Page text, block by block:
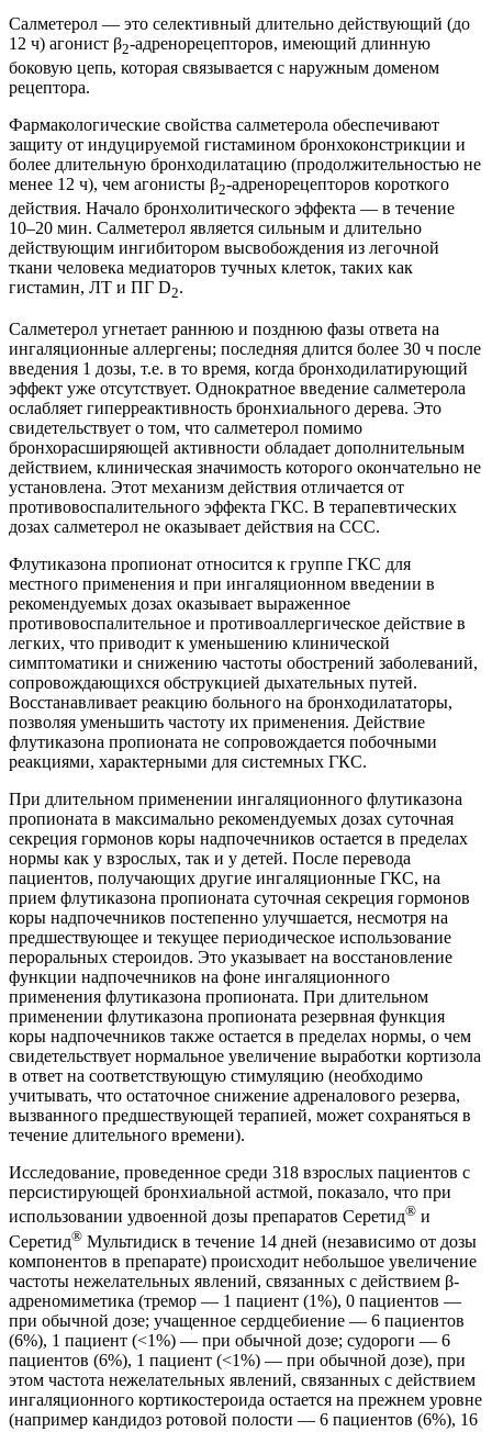
Салметерол — это селективный длительно действующий (до
12 ч) агонист β2-адренорецепторов, имеющий длинную
боковую цепь, которая связывается с наружным доменом
рецептора.
Фармакологические свойства салметерола обеспечивают
защиту от индуцируемой гистамином бронхоконстрикции и
более длительную бронходилатацию (продолжительностью не
менее 12 ч), чем агонисты β2-адренорецепторов короткого
действия. Начало бронхолитического эффекта — в течение
10–20 мин. Салметерол является сильным и длительно
действующим ингибитором высвобождения из легочной
ткани человека медиаторов тучных клеток, таких как
гистамин, ЛТ и ПГ D2.
Салметерол угнетает раннюю и позднюю фазы ответа на
ингаляционные аллергены; последняя длится более 30 ч после
введения 1 дозы, т.е. в то время, когда бронходилатирующий
эффект уже отсутствует. Однократное введение салметерола
ослабляет гиперреактивность бронхиального дерева. Это
свидетельствует о том, что салметерол помимо
бронхорасширяющей активности обладает дополнительным
действием, клиническая значимость которого окончательно не
установлена. Этот механизм действия отличается от
противовоспалительного эффекта ГКС. В терапевтических
дозах салметерол не оказывает действия на CCC.
Флутиказона пропионат относится к группе ГКС для
местного применения и при ингаляционном введении в
рекомендуемых дозах оказывает выраженное
противовоспалительное и противоаллергическое действие в
легких, что приводит к уменьшению клинической
симптоматики и снижению частоты обострений заболеваний,
сопровождающихся обструкцией дыхательных путей.
Восстанавливает реакцию больного на бронходилататоры,
позволяя уменьшить частоту их применения. Действие
флутиказона пропионата не сопровождается побочными
реакциями, характерными для системных ГКС.
При длительном применении ингаляционного флутиказона
пропионата в максимально рекомендуемых дозах суточная
секреция гормонов коры надпочечников остается в пределах
нормы как у взрослых, так и у детей. После перевода
пациентов, получающих другие ингаляционные ГКС, на
прием флутиказона пропионата суточная секреция гормонов
коры надпочечников постепенно улучшается, несмотря на
предшествующее и текущее периодическое использование
пероральных стероидов. Это указывает на восстановление
функции надпочечников на фоне ингаляционного
применения флутиказона пропионата. При длительном
применении флутиказона пропионата резервная функция
коры надпочечников также остается в пределах нормы, о чем
свидетельствует нормальное увеличение выработки кортизола
в ответ на соответствующую стимуляцию (необходимо
учитывать, что остаточное снижение адреналового резерва,
вызванного предшествующей терапией, может сохраняться в
течение длительного времени).
Исследование, проведенное среди 318 взрослых пациентов с
персистирующей бронхиальной астмой, показало, что при
использовании удвоенной дозы препаратов Серетид® и
Серетид® Мультидиск в течение 14 дней (независимо от дозы
компонентов в препарате) происходит небольшое увеличение
частоты нежелательных явлений, связанных с действием β-
адреномиметика (тремор — 1 пациент (1%), 0 пациентов —
при обычной дозе; учащенное сердцебиение — 6 пациентов
(6%), 1 пациент (<1%) — при обычной дозе; судороги — 6
пациентов (6%), 1 пациент (<1%) — при обычной дозе), при
этом частота нежелательных явлений, связанных с действием
ингаляционного кортикостероида остается на прежнем уровне
(например кандидоз ротовой полости — 6 пациентов (6%), 16